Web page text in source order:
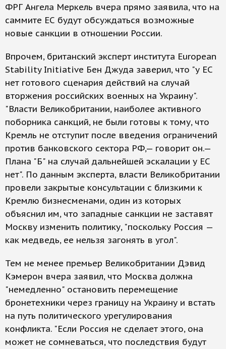
ФРГ Ангела Меркель вчера прямо заявила, что на
саммите ЕС будут обсуждаться возможные
новые санкции в отношении России.
Впрочем, британский эксперт института European
Stability Initiative Бен Джуда заверил, что "у ЕС
нет готового сценария действий на случай
вторжения российских военных на Украину".
"Власти Великобритании, наиболее активного
поборника санкций, не были готовы к тому, что
Кремль не отступит после введения ограничений
против банковского сектора РФ,— говорит он.—
Плана "Б" на случай дальнейшей эскалации у ЕС
нет". По данным эксперта, власти Великобритании
провели закрытые консультации с близкими к
Кремлю бизнесменами, один из которых
объяснил им, что западные санкции не заставят
Москву изменить политику, "поскольку Россия —
как медведь, ее нельзя загонять в угол".
Тем не менее премьер Великобритании Дэвид
Кэмерон вчера заявил, что Москва должна
"немедленно" остановить перемещение
бронетехники через границу на Украину и встать
на путь политического урегулирования
конфликта. "Если Россия не сделает этого, она
может не сомневаться, что последствия будут